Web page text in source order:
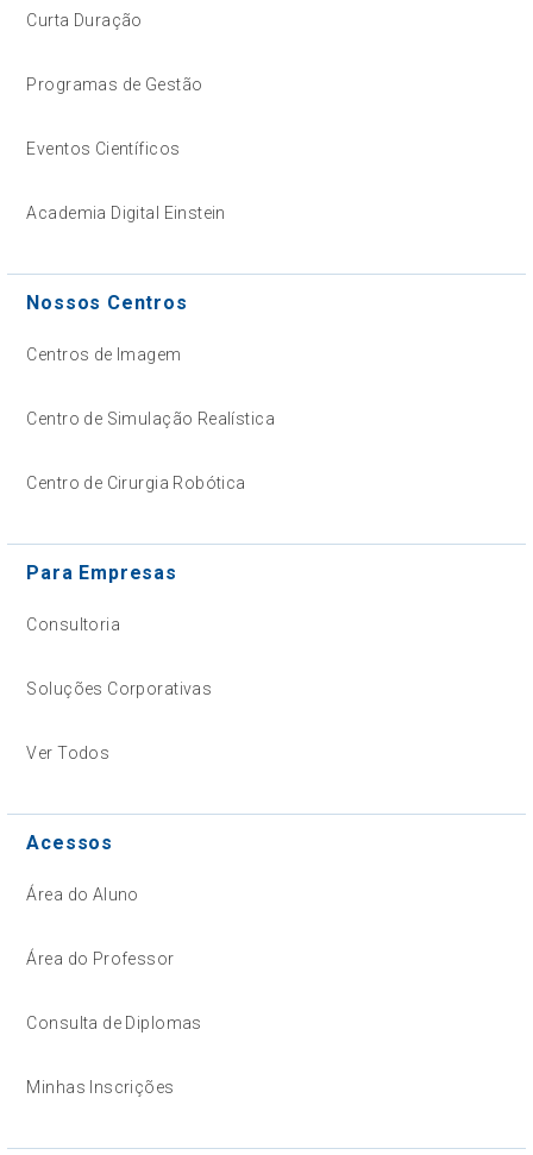
Curta Duração
Programas de Gestão
Eventos Científicos
Academia Digital Einstein
Nossos Centros
Centros de Imagem
Centro de Simulação Realística
Centro de Cirurgia Robótica
Para Empresas
Consultoria
Soluções Corporativas
Ver Todos
Acessos
Área do Aluno
Área do Professor
Consulta de Diplomas
Minhas Inscrições